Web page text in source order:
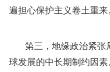
遍担心保护主义卷土重来
第三，地缘政治紧张
球发展的中长期制约因